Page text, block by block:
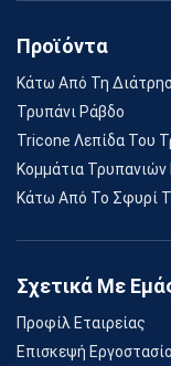
Προϊόντα
Κάτω Από Τη
Τρυπάνι Ράβδο
Tricone Λεπίδα Του
Κομμάτια
Κάτω Από Το Σφυρί
Σχετικά Με
Προφίλ Εταιρείας
Επισκεψή